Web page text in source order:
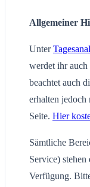
Allgemeiner
Unter
werdet ihr
beachtet auch
erhalten
Seite. Hier
Sämtliche
Service)
Verfügung.